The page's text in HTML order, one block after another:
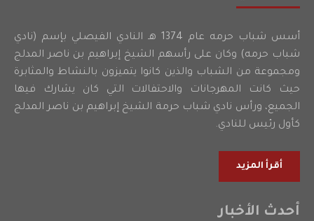
أسس شباب حرمه عام 1374 هـ النادي الفيصلي بإسم (نادي
شباب حرمه) وكان على رأسهم الشيخ إبراهيم بن ناصر المدلج
ومجموعة من الشباب والذين كانوا يتميزون بالنشاط والمثابرة
حيث كانت المهرجانات والاحتفالات التي كان يشارك فيها
الجميع، ورأس نادي شباب حرمة الشيخ إبراهيم بن ناصر المدلج
كأول رئيس للنادي.
أقرأ المزيد
أحدث الأخبار